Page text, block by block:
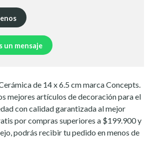
un mensaje
de 14 x 6.5 cm marca Concepts.
mejores artículos de decoración para el
con calidad garantizada al mejor
por compras superiores a $199.900 y
podrás recibir tu pedido en menos de